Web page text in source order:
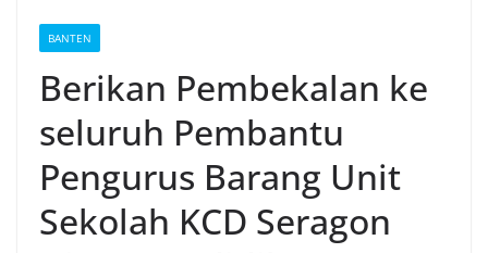
BANTEN
Berikan Pembekalan ke
seluruh Pembantu
Pengurus Barang Unit
Sekolah KCD Seragon